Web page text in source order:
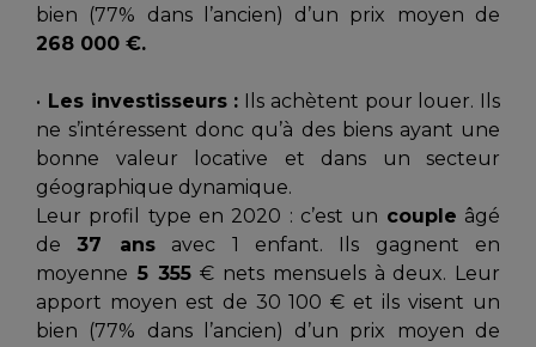
bien (77% dans l’ancien) d’un prix moyen de
268 000 €.
• Les investisseurs : Ils achètent pour louer. Ils
ne s’intéressent donc qu’à des biens ayant une
bonne valeur locative et dans un secteur
géographique dynamique.
Leur profil type en 2020 : c’est un couple âgé
de37 ansavec 1 enfant. Ils gagnent en
moyenne 5 355€ nets mensuels à deux. Leur
apport moyen est de 30 100 € et ils visent un
bien (77% dans l’ancien) d’un prix moyen de